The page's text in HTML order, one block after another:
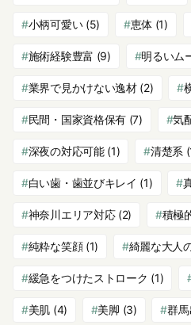
小柄可愛い(5) 恵体(1)
施術経験豊富 (9) 明るいム
業界で見かけない逸材(2)
民間・国家資格保有 (7) 気
深夜の対応可能(1) 清楚系
白い歯・歯並びキレイ (1)
神奈川エリア対応(2) 積極
純粋な笑顔(1) 綺麗な大人
緩急をつけたストローク (1)
美肌 (4) 美脚 (3) 群